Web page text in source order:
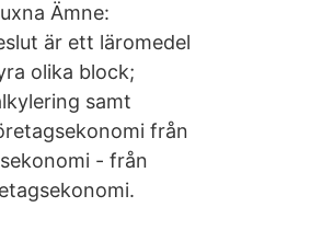
Ämne:
är ett läromedel
olika block;
samt
från
- från